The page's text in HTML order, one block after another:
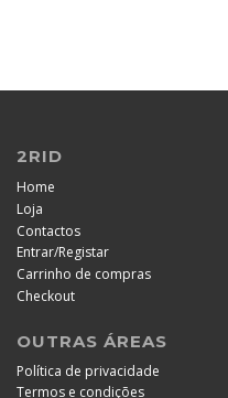
2RID
Home
Loja
Contactos
Entrar/Registar
Carrinho de compras
Checkout
OUTRAS ÁREAS
Política de privacidade
Termos e condições